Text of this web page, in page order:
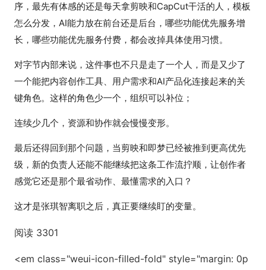
序，最先有体感的还是每天拿剪映和CapCut干活的人，模板
怎么分发，AI能力放在前台还是后台，哪些功能优先服务增
长，哪些功能优先服务付费，都会改掉具体使用习惯。
对字节内部来说，这件事也不只是走了一个人，而是又少了
一个能把内容创作工具、用户需求和AI产品化连接起来的关
键角色。这样的角色少一个，组织可以补位；
连续少几个，资源和协作就会慢慢变形。
最后还得回到那个问题，当剪映和即梦已经被推到更高优先
级，新的负责人还能不能继续把这条工作流拧顺，让创作者
感觉它还是那个最省动作、最懂需求的入口？
这才是张琪智离职之后，真正要继续盯的变量。
阅读 3301
<em class="weui-icon-filled-fold" style="margin: 0p